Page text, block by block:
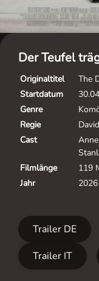
Der Teufel
Originaltitel
The
Startdatum
Genre
Regie
Cast
Filmlänge
119
Jahr
2026
Trailer DE
Trailer IT